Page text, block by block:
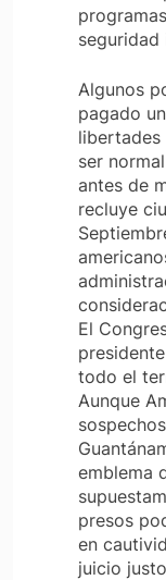
Algunos
pagado
libertades
ser
antes de
recluye
El
todo el
Aunque
emblema
presos
en
juicio